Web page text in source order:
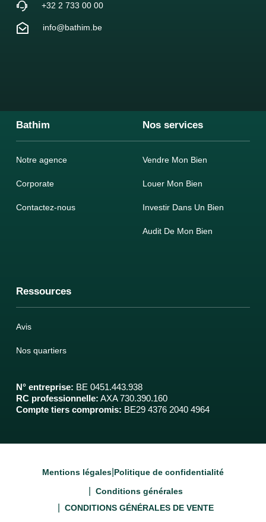
+32 2 733 00 00
info@bathim.be
Bathim Nos services
Notre agence
Corporate
Contactez-nous
Vendre Mon Bien
Louer Mon Bien
Investir Dans Un Bien
Audit De Mon Bien
Ressources
Avis
Nos quartiers
N° entreprise: BE 0451.443.938
RC professionnelle: AXA 730.390.160
Compte tiers compromis: BE29 4376 2040 4964
Mentions légales Politique de confidentialité
Conditions générales
CONDITIONS GÉNÉRALES DE VENTE